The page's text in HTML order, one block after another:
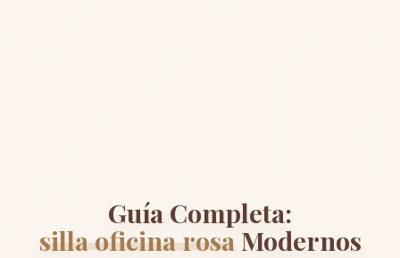
Guía Completa:
silla oficina rosaModernos